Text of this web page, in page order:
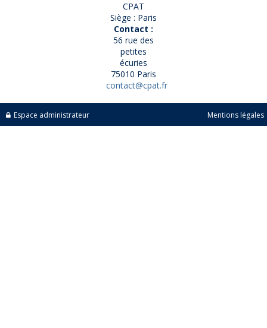
CPAT
Siège : Paris
Contact :
56 rue des
petites
écuries
75010 Paris
contact@cpat.fr
Espace administrateur Mentions légales